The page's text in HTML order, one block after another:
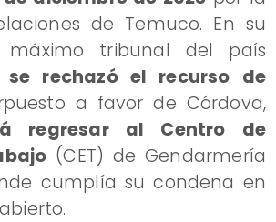
de Temuco. En su
máximo tribunal del país
rechazó el recurso de
a favor de Córdova,
regresar al Centro de
(CET) de Gendarmería
cumplía su condena en